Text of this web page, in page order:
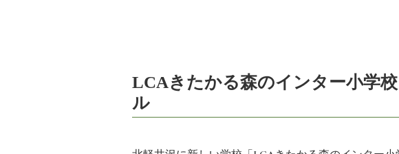
LCAきたかる森のインター小学
ル